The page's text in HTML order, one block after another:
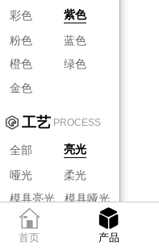
彩色
紫色
粉色
蓝色
橙色
绿色
金色
工艺 PROCESS
全部 亮光
哑光
柔光
模具亮光 模具哑光
模具柔光
首页 产品